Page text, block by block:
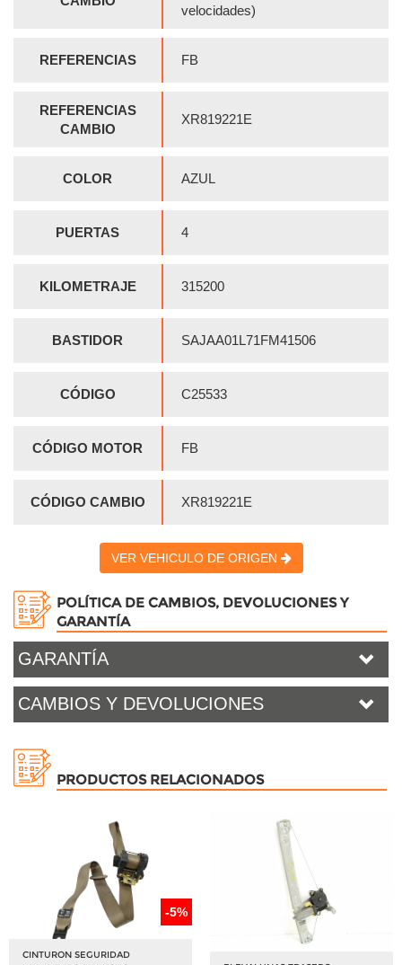
velocidades)
REFERENCIAS FB
REFERENCIAS
CAMBIO
XR819221E
COLOR AZUL
PUERTAS 4
KILOMETRAJE 315200
BASTIDOR SAJAA01L71FM41506
CÓDIGO C25533
CÓDIGO MOTOR FB
CÓDIGO CAMBIO XR819221E
VER VEHICULO DE ORIGEN
POLÍTICA DE CAMBIOS, DEVOLUCIONES Y
GARANTÍA
GARANTÍA
CAMBIOS Y DEVOLUCIONES
PRODUCTOS RELACIONADOS
-5%
CINTURON SEGURIDAD